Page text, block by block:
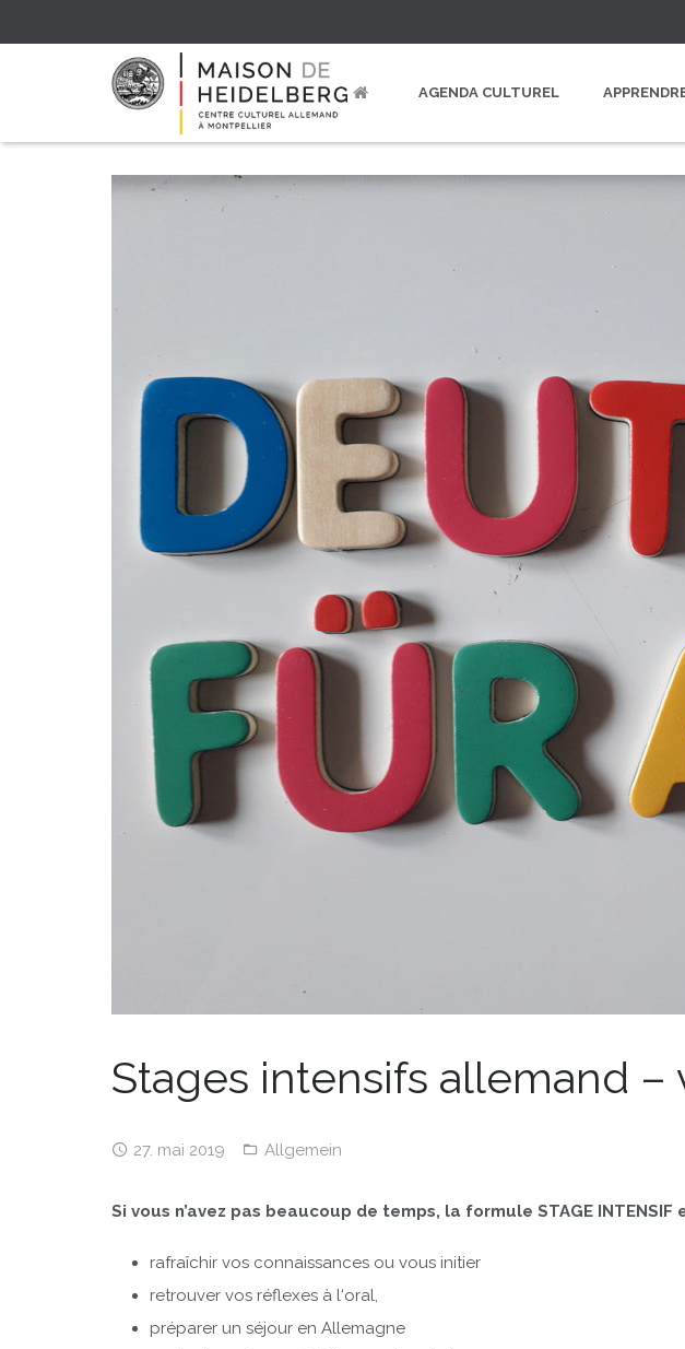
AGENDA CULTUREL
Stages intensifs allemand –
27. mai 2019 Allgemein
Si vous n’avez pas beaucoup de temps, la formule STAGE
rafraîchir vos connaissances ou vous initier
retrouver vos réflexes à l‘oral,
préparer un séjour en Allemagne